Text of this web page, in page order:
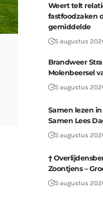
Weert telt
fastfoodzaken
gemiddelde
5 augustus
Brandweer
Molenbeersel
5 augustus 2026
Samen lezen
Samen Lees
5 augustus
†
Zoontjens –
5 augustus